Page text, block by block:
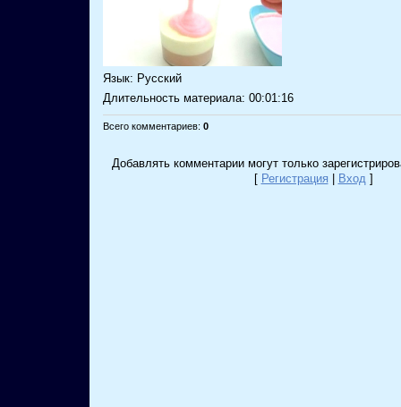
Язык: Русский
Длительность материала: 00:01:16
Всего комментариев: 0
Добавлять комментарии могут только
[ Регистрация | Вход ]